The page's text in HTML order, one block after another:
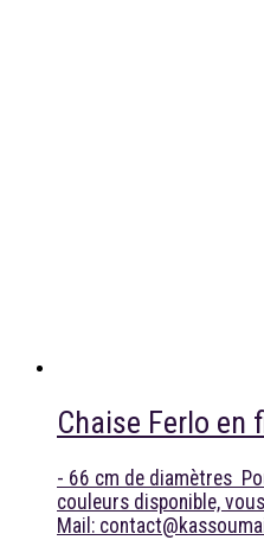
Chaise Ferlo en
- 66 cm de diamètres
couleurs disponible,
Mail: